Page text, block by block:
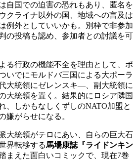
自国での迫害の恐れもあり、匿名を
クライナ以外の国、地域への言及は
例外としていいかも。別枠で非参加
の投稿も認め、参加者との討議を可
行政の機能不全を理由として、ポ
いでにモルドバ三国による大ポーラ
大統領にゼレンスキ―、副大統領に
大統領を置く。結果的にロシア隣国
、しかもなしくずしのNATO加盟と
嫌がらせになる。
大統領がテロにあい、自らの巨大石
界転移する馬場康誌『ライドンキン
まえた面白いコミックで、現在7巻